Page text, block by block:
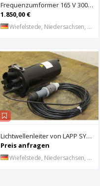
Frequenzumformer 165 V 300 Hz 26 kVA von Flender – 2 GR200/230
1.850,00 €
Wiefelstede, Niedersachsen, DE
Lichtwellenleiter von LAPP SYSTEMS – Verbindungstechnik
Preis anfragen
Wiefelstede, Niedersachsen, DE